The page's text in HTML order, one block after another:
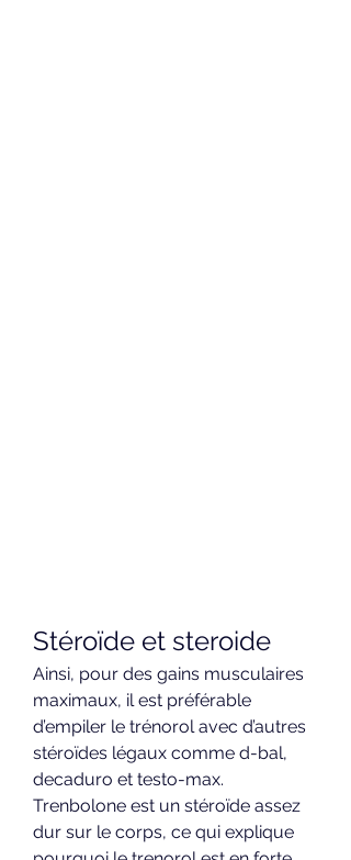
Stéroïde et steroide
Ainsi, pour des gains musculaires
maximaux, il est préférable
d’empiler le trénorol avec d’autres
stéroïdes légaux comme d-bal,
decaduro et testo-max.
Trenbolone est un stéroïde assez
dur sur le corps, ce qui explique